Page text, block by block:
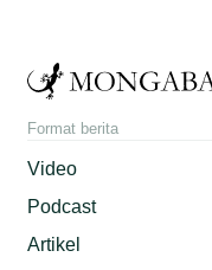
Format berita
Video
Podcast
Artikel